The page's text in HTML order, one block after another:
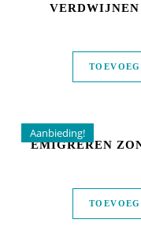
Aanbieding!
EMIGREREN